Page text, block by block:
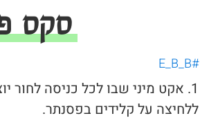
סקס
#E_B_B
1. אקט מיני שבו לכל כניסה לחור
ללחיצה על קלידים בפסנתר.